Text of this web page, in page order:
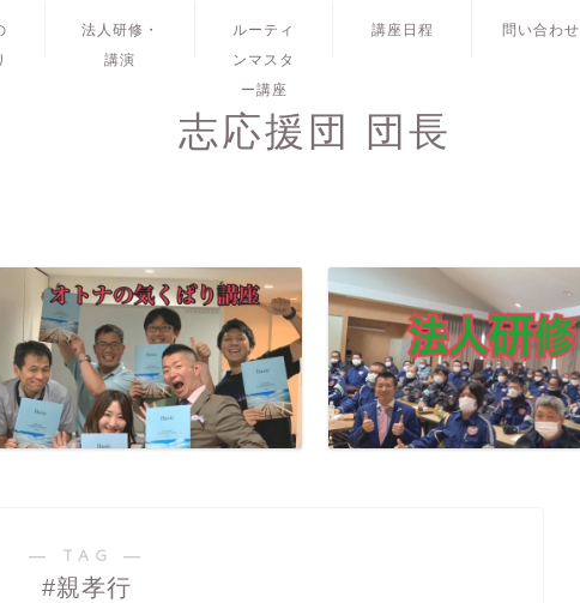
法人研修・
講演
ルーティ
ンマスタ
ー講座
講座日程 問い合わせ
志応援団 団長
― TAG ―
#親孝行